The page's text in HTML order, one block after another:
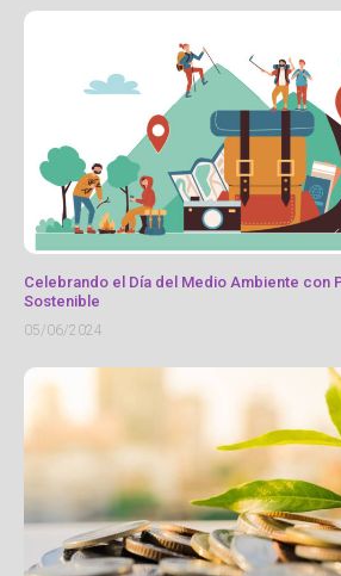
Celebrando el Día del Medio Ambiente con
Sostenible
05/06/2024